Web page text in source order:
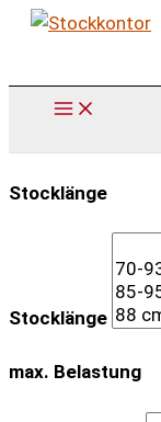
Zum
springen
Stocklänge
Stocklänge
max. Belastung